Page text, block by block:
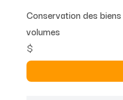
Conservation des
volumes
$